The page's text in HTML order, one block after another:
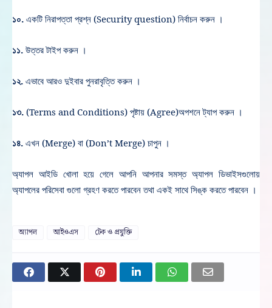
১০. একটি নিরাপত্তা প্রশ্ন (Security question) নির্বাচন করুন ।
১১. উত্তর টাইপ করুন ।
১২. এভাবে আরও দুইবার পুনরাবৃত্তি করুন ।
১৩. (Terms and Conditions) পৃষ্টায় (Agree)অপশনে ট্যাপ করুন ।
১৪. এখন (Merge) বা (Don’t Merge) চাপুন ।
অ্যাপল আইডি খোলা হয়ে গেলে আপনি আপনার সমস্ত অ্যাপল ডিভাইসগুলোয়
অ্যাপলের পরিসেবা গুলো গ্রহণ করতে পারবেন তথা একই সাথে সিঙ্ক করতে পারবেন ।
অ্যাপল আইওএস টেক ও প্রযুক্তি